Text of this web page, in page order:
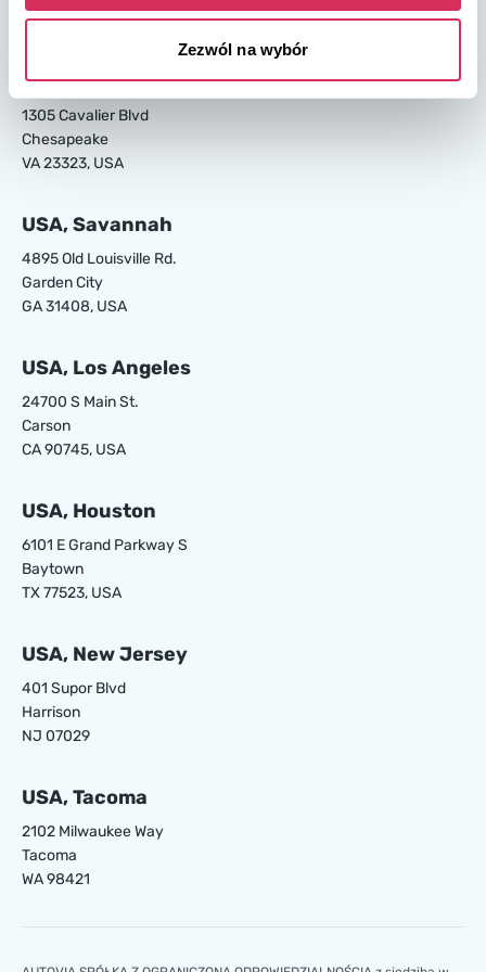
Zezwól na wybór
USA, Norfolk
1305 Cavalier Blvd
Chesapeake
VA 23323, USA
USA, Savannah
4895 Old Louisville Rd.
Garden City
GA 31408, USA
USA, Los Angeles
24700 S Main St.
Carson
CA 90745, USA
USA, Houston
6101 E Grand Parkway S
Baytown
TX 77523, USA
USA, New Jersey
401 Supor Blvd
Harrison
NJ 07029
USA, Tacoma
2102 Milwaukee Way
Tacoma
WA 98421